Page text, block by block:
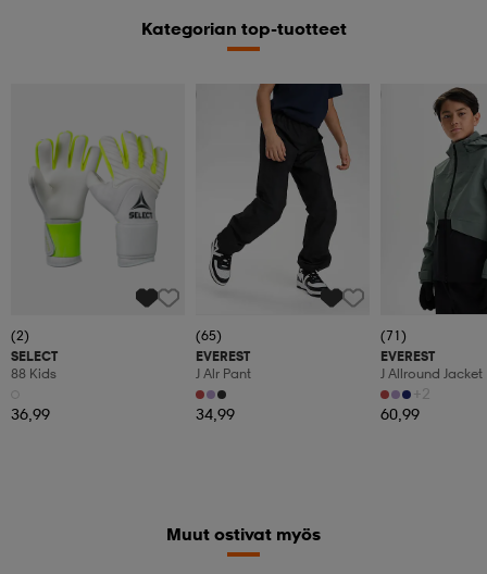
Kategorian top-tuotteet
(2)
SELECT
88 Kids
36,99
Kampanja -25%
(65)
EVEREST
J Alr Pant
34,99
Kampanja -25%
(71)
EVEREST
J Allround Jacket
+2
60,99
Muut ostivat myös